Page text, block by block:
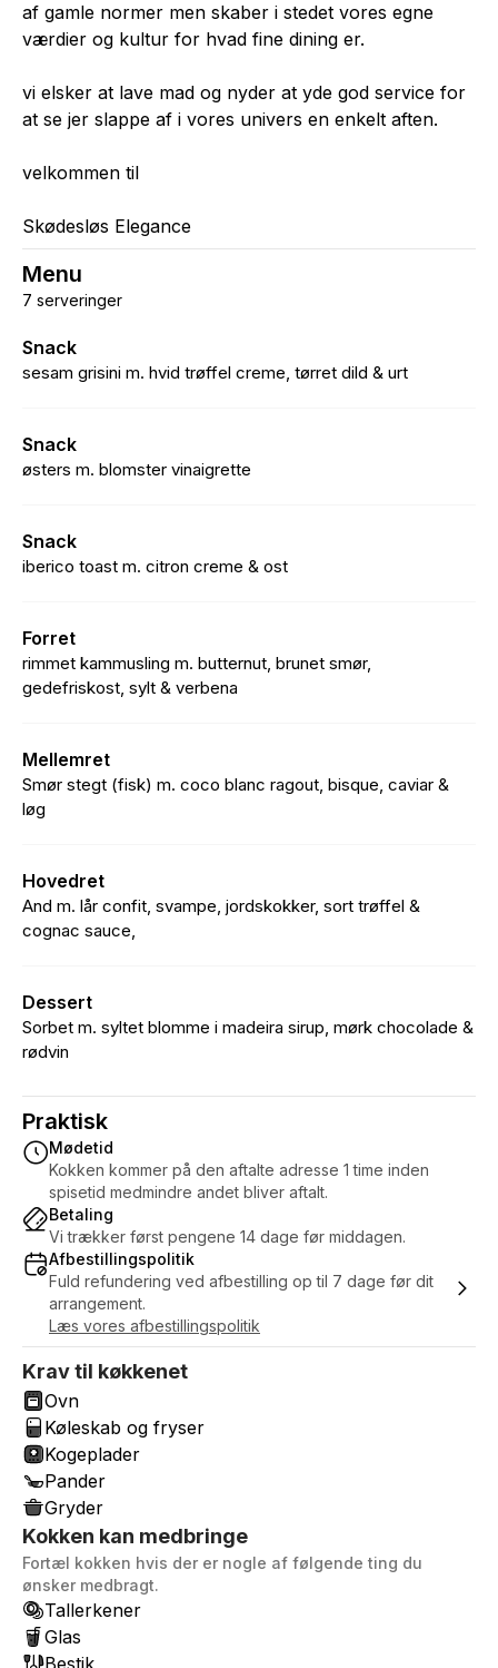
af gamle normer men skaber i stedet vores egne
værdier og kultur for hvad fine dining er.
vi elsker at lave mad og nyder at yde god service for
at se jer slappe af i vores univers en enkelt aften.
velkommen til
Skødesløs Elegance
Menu
7 serveringer
Snack
sesam grisini m. hvid trøffel creme, tørret dild & urt
Snack
østers m. blomster vinaigrette
Snack
iberico toast m. citron creme & ost
Forret
rimmet kammusling m. butternut, brunet smør,
gedefriskost, sylt & verbena
Mellemret
Smør stegt (fisk) m. coco blanc ragout, bisque, caviar &
løg
Hovedret
And m. lår confit, svampe, jordskokker, sort trøffel &
cognac sauce,
Dessert
Sorbet m. syltet blomme i madeira sirup, mørk chocolade &
rødvin
Praktisk
Mødetid
Kokken kommer på den aftalte adresse 1 time inden
spisetid medmindre andet bliver aftalt.
Betaling
Vi trækker først pengene 14 dage før middagen.
Afbestillingspolitik
Fuld refundering ved afbestilling op til 7 dage før dit
arrangement.
Læs vores afbestillingspolitik
Krav til køkkenet
Ovn
Køleskab og fryser
Kogeplader
Pander
Gryder
Kokken kan medbringe
Fortæl kokken hvis der er nogle af følgende ting du
ønsker medbragt.
Tallerkener
Glas
Bestik